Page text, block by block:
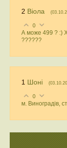
2 Віола
0
А може 499 ? :)
??????
1 Шоні
0
м. Виноградів,